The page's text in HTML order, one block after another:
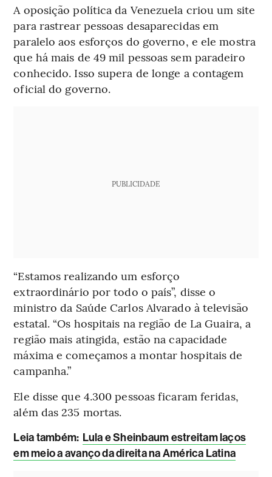
A oposição política da Venezuela criou um site
para rastrear pessoas desaparecidas em
paralelo aos esforços do governo, e ele mostra
que há mais de 49 mil pessoas sem paradeiro
conhecido. Isso supera de longe a contagem
oficial do governo.
PUBLICIDADE
“Estamos realizando um esforço
extraordinário por todo o país”, disse o
ministro da Saúde Carlos Alvarado à televisão
estatal. “Os hospitais na região de La Guaira, a
região mais atingida, estão na capacidade
máxima e começamos a montar hospitais de
campanha.”
Ele disse que 4.300 pessoas ficaram feridas,
além das 235 mortas.
Leia também: Lula e Sheinbaum estreitam laços
em meio a avanço da direita na América Latina